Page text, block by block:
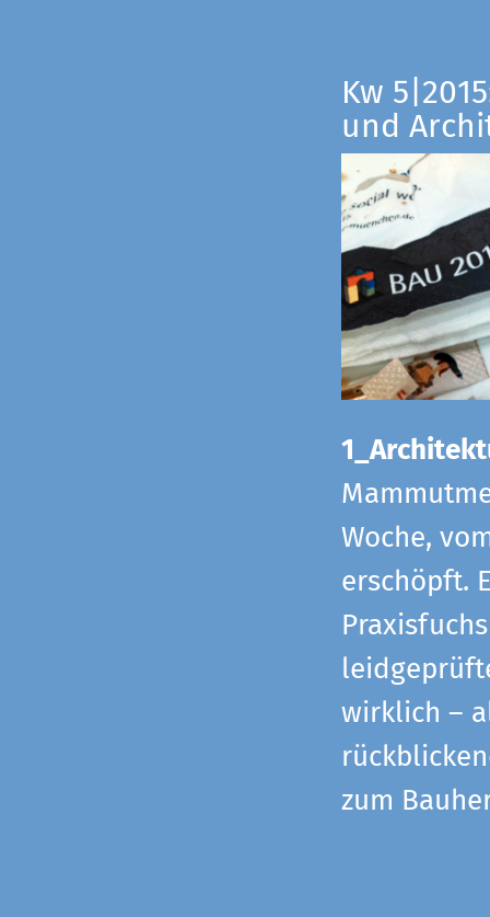
Kw
und
Woche,
erschöpft.
wirklich –
zum